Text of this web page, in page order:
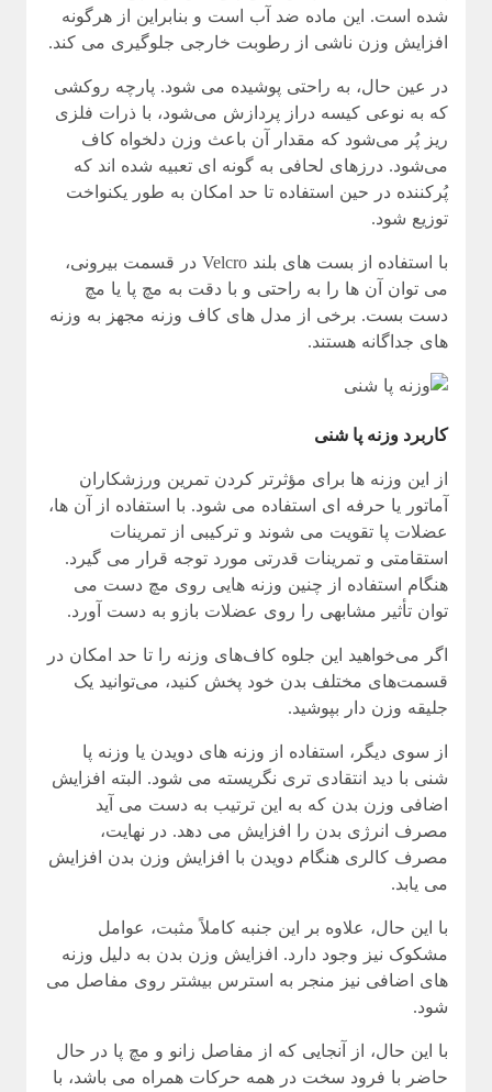
شده است. این ماده ضد آب است و بنابراین از هرگونه
افزایش وزن ناشی از رطوبت خارجی جلوگیری می کند.
در عین حال، به راحتی پوشیده می شود. پارچه روکشی
که به نوعی کیسه دراز پردازش می‌شود، با ذرات فلزی
ریز پُر می‌شود که مقدار آن باعث وزن دلخواه کاف
می‌شود. درزهای لحافی به گونه ای تعبیه شده اند که
پُرکننده در حین استفاده تا حد امکان به طور یکنواخت
توزیع شود.
با استفاده از بست های بلند Velcro در قسمت بیرونی،
می توان آن ها را به راحتی و با دقت به مچ پا یا مچ
دست بست. برخی از مدل های کاف وزنه مجهز به وزنه
های جداگانه هستند.
کاربرد وزنه پا شنی
از این وزنه ها برای مؤثرتر کردن تمرین ورزشکاران
آماتور یا حرفه ای استفاده می شود. با استفاده از آن ها،
عضلات پا تقویت می شوند و ترکیبی از تمرینات
استقامتی و تمرینات قدرتی مورد توجه قرار می گیرد.
هنگام استفاده از چنین وزنه هایی روی مچ دست می
توان تأثیر مشابهی را روی عضلات بازو به دست آورد.
اگر می‌خواهید این جلوه کاف‌های وزنه را تا حد امکان در
قسمت‌های مختلف بدن خود پخش کنید، می‌توانید یک
جلیقه وزن دار بپوشید.
از سوی دیگر، استفاده از وزنه های دویدن یا وزنه پا
شنی با دید انتقادی تری نگریسته می شود. البته افزایش
اضافی وزن بدن که به این ترتیب به دست می آید
مصرف انرژی بدن را افزایش می دهد. در نهایت،
مصرف کالری هنگام دویدن با افزایش وزن بدن افزایش
می یابد.
با این حال، علاوه بر این جنبه کاملاً مثبت، عوامل
مشکوک نیز وجود دارد. افزایش وزن بدن به دلیل وزنه
های اضافی نیز منجر به استرس بیشتر روی مفاصل می
شود.
با این حال، از آنجایی که از مفاصل زانو و مچ پا در حال
حاضر با فرود سخت در همه حرکات همراه می باشد، با